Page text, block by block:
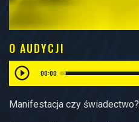
O AUDYCJI
00:00
Manifestacja czy świadectwo?